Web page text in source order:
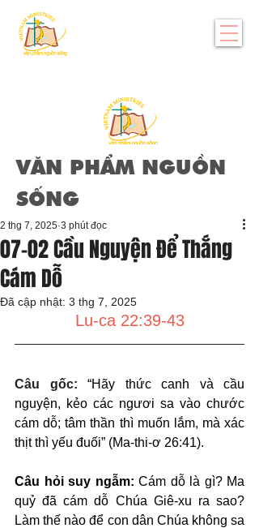
VĂN PHẨM NGUỒN
SỐNG
07-02 Cầu Nguyện Để Thắng
Cám Dỗ
2 thg 7, 2025 3 phút đọc
Đã cập nhật: 3 thg 7, 2025
Lu-ca 22:39-43
Câu gốc: “Hãy thức canh và cầu
nguyện, kẻo các ngươi sa vào chước
cám dỗ; tâm thần thì muốn lắm, mà xác
thịt thì yếu đuối” (Ma-thi-ơ 26:41).
Câu hỏi suy ngẫm: Cám dỗ là gì? Ma
quỷ đã cám dỗ Chúa Giê-xu ra sao?
Làm thế nào để con dân Chúa không sa